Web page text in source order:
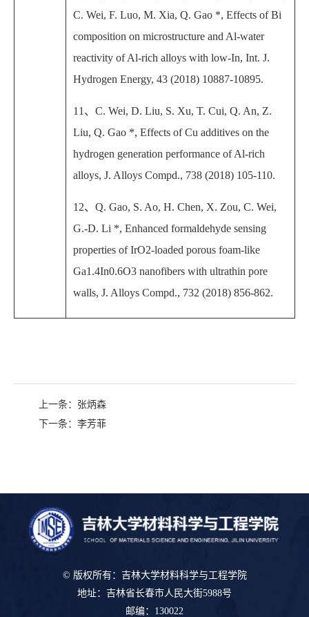
C. Wei, F. Luo, M. Xia, Q. Gao *, Effects of Bi
composition on microstructure and Al-water
reactivity of Al-rich alloys with low-In, Int. J.
Hydrogen Energy, 43 (2018) 10887-10895.
11 、 C. Wei, D. Liu, S. Xu, T. Cui, Q. An, Z.
Liu, Q. Gao *, Effects of Cu additives on the
hydrogen generation performance of Al-rich
alloys, J. Alloys Compd., 738 (2018) 105-110.
12、 Q. Gao, S. Ao, H. Chen, X. Zou, C. Wei,
G.-D. Li *, Enhanced formaldehyde sensing
properties of IrO2-loaded porous foam-like
Ga1.4In0.6O3 nanofibers with ultrathin pore
walls, J. Alloys Compd., 732 (2018) 856-862.
上一条： 张炳森
下一条： 李芳菲
© 版权所有：吉林大学材料科学与工程学院
地址：吉林省长春市人民大街5988号
邮编：130022